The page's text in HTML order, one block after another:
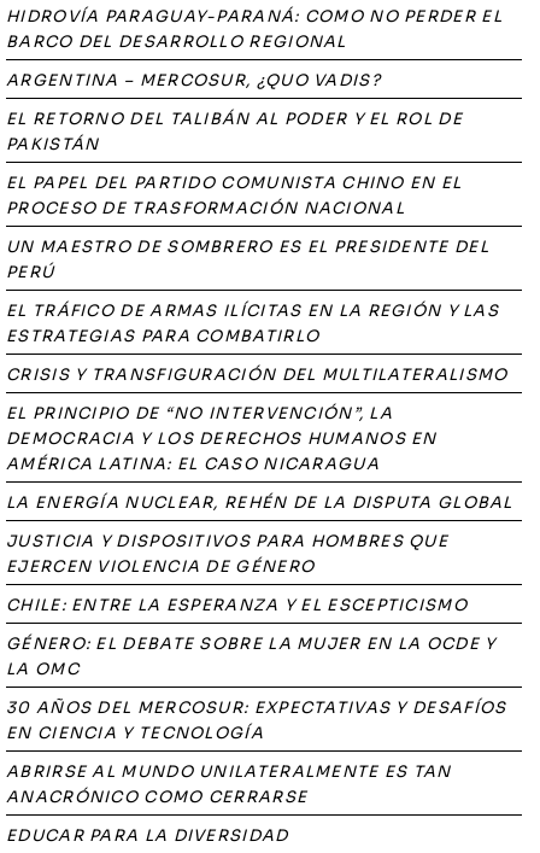
HIDROVÍA PARAGUAY-PARANÁ: COMO NO PERDER EL
BARCO DEL DESARROLLO REGIONAL
ARGENTINA – MERCOSUR, ¿QUO VADIS?
EL RETORNO DEL TALIBÁN AL PODER Y EL ROL DE
PAKISTÁN
EL PAPEL DEL PARTIDO COMUNISTA CHINO EN EL
PROCESO DE TRASFORMACIÓN NACIONAL
UN MAESTRO DE SOMBRERO ES EL PRESIDENTE DEL
PERÚ
EL TRÁFICO DE ARMAS ILÍCITAS EN LA REGIÓN Y LAS
ESTRATEGIAS PARA COMBATIRLO
CRISIS Y TRANSFIGURACIÓN DEL MULTILATERALISMO
EL PRINCIPIO DE “NO INTERVENCIÓN”, LA
DEMOCRACIA Y LOS DERECHOS HUMANOS EN
AMÉRICA LATINA: EL CASO NICARAGUA
LA ENERGÍA NUCLEAR, REHÉN DE LA DISPUTA GLOBAL
JUSTICIA Y DISPOSITIVOS PARA HOMBRES QUE
EJERCEN VIOLENCIA DE GÉNERO
CHILE: ENTRE LA ESPERANZA Y EL ESCEPTICISMO
GÉNERO: EL DEBATE SOBRE LA MUJER EN LA OCDE Y
LA OMC
30 AÑOS DEL MERCOSUR: EXPECTATIVAS Y DESAFÍOS
EN CIENCIA Y TECNOLOGÍA
ABRIRSE AL MUNDO UNILATERALMENTE ES TAN
ANACRÓNICO COMO CERRARSE
EDUCAR PARA LA DIVERSIDAD